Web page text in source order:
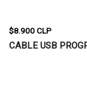
$8.900 CLP
CABLE USB